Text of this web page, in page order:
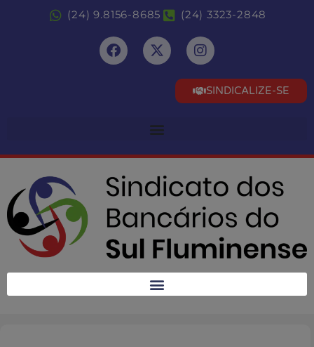
(24) 9.8156-8685 (24) 3323-2848
SINDICALIZE-SE